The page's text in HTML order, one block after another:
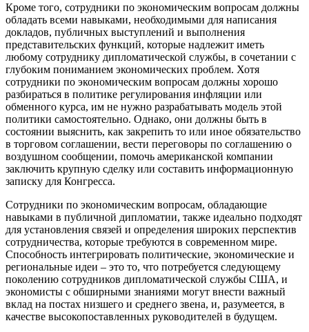
Кроме того, сотрудники по экономическим вопросам должны
обладать всеми навыками, необходимыми для написания
докладов, публичных выступлений и выполнения
представительских функций, которые надлежит иметь
любому сотруднику дипломатической службы, в сочетании с
глубоким пониманием экономических проблем. Хотя
сотрудники по экономическим вопросам должны хорошо
разбираться в политике регулирования инфляции или
обменного курса, им не нужно разрабатывать модель этой
политики самостоятельно. Однако, они должны быть в
состоянии выяснить, как закрепить то или иное обязательство
в торговом соглашении, вести переговоры по соглашению о
воздушном сообщении, помочь американской компании
заключить крупную сделку или составить информационную
записку для Конгресса.
Сотрудники по экономическим вопросам, обладающие
навыками в публичной дипломатии, также идеально подходят
для установления связей и определения широких перспектив
сотрудничества, которые требуются в современном мире.
Способность интегрировать политические, экономические и
региональные идеи – это то, что потребуется следующему
поколению сотрудников дипломатической службы США, и
экономисты с обширными знаниями могут внести важный
вклад на постах низшего и среднего звена, и, разумеется, в
качестве высокопоставленных руководителей в будущем.